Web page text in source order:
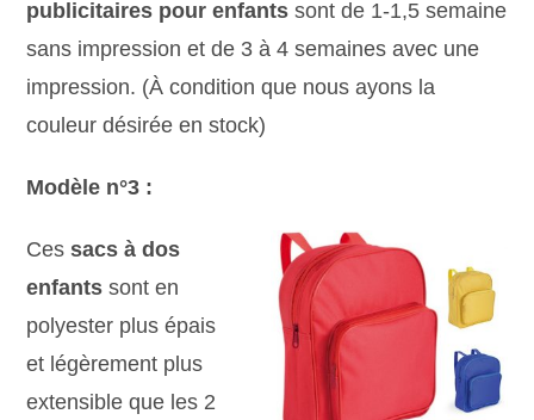
publicitaires pour enfants sont de 1-1,5 semaine
sans impression et de 3 à 4 semaines avec une
impression. (À condition que nous ayons la
couleur désirée en stock)
Modèle n°3 :
Ces sacs à dos
enfants sont en
polyester plus épais
et légèrement plus
extensible que les 2